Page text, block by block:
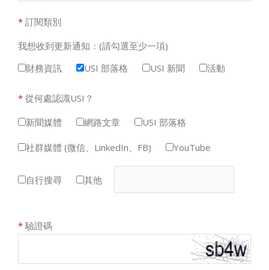
* 訂閱類別
我想收到更新通知：(請勾選至少一項)
財務資訊
USI 部落格 USI 新聞 活動
* 從何處認識USI？
新聞媒體
網路文章 USI 部落格
社群媒體 (微信、LinkedIn、FB) YouTube
自行搜尋 其他
* 驗證碼